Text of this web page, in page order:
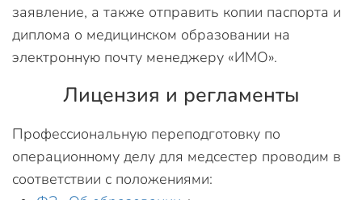
заявление, а также отправить копии паспорта и
диплома о медицинском образовании на
электронную почту менеджеру «ИМО».
Лицензия и регламенты
Профессиональную переподготовку по
операционному делу для медсестер проводим в
соответствии с положениями: